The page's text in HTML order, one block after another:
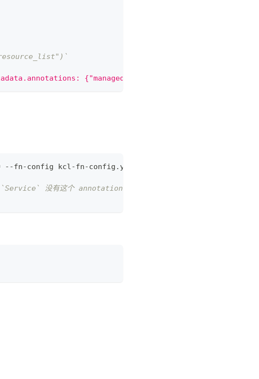
{"managed-by" = "kpt"}} for resource
fn-config kcl-fn-config.yaml
没有这个 annotation。